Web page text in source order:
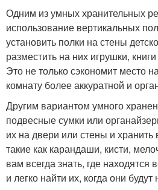
Одним из умных хранительных
использование вертикальных
установить полки на стены
разместить на них игрушки,
Это не только сэкономит место
комнату более аккуратной и
Другим вариантом умного
подвесные сумки или
их на двери или стены и
такие как карандаши, кисти,
вам всегда знать, где
и легко найти их, когда они